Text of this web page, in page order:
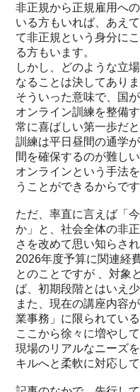
非正規から正規雇用へ
いる方もいれば、あえ
て非正規という身分に
る方もいます。
しかし、どのような立
なることは決してありま
そういった意味で、国
オンライン訓練を整備
常に喜ばしい第一歩だ
訓練は平日昼間の通学
間を確保するのが難し
オンラインという手法
うことができるからです
ただ、率直に言えば「
か」と、社会全体の非
さを改めて思い知らさ
2026年度予算に関連経
とのことですが 、対象
ば、初期段階とはいえ
また、現在の講座内容
業事務」に限られてい
ここから徐々に増やし
現場のリアルなニーズ
キルへと柔軟に対応し